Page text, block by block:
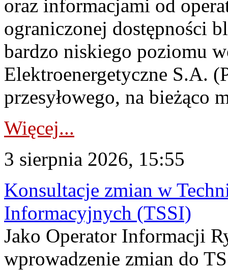
oraz informacjami od
ograniczonej dostępności
bardzo niskiego poziomu
Elektroenergetyczne S.A.
przesyłowego, na bieżąco
Więcej...
3 sierpnia 2026, 15:55
Konsultacje zmian w
Informacyjnych (TSSI)
Jako Operator Informacji
wprowadzenie zmian do